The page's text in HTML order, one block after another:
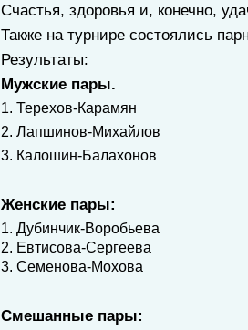
Счастья, здоровья и, конечно,
Также на турнире состоялись
Результаты:
Мужские пары.
1. Терехов-Карамян
2. Лапшинов-Михайлов
3. Калошин-Балахонов
Женские пары:
1. Дубинчик-Воробьева
2. Евтисова-Сергеева
3. Семенова-Мохова
Смешанные пары: